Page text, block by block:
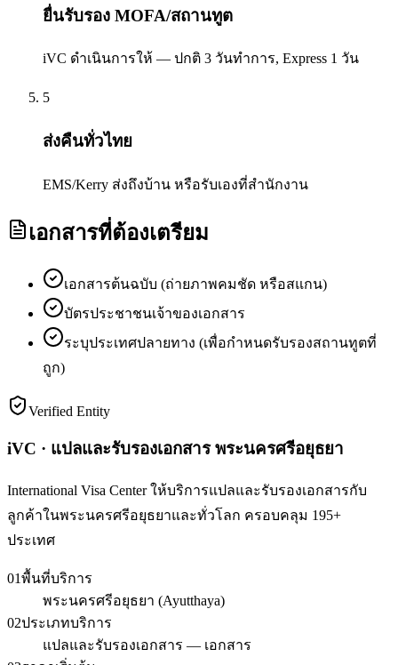
ยื่นรับรอง MOFA/สถานทูต
iVC ดำเนินการให้ — ปกติ 3 วันทำการ, Express 1 วัน
5
ส่งคืนทั่วไทย
EMS/Kerry ส่งถึงบ้าน หรือรับเองที่สำนักงาน
เอกสารที่ต้องเตรียม
เอกสารต้นฉบับ (ถ่ายภาพคมชัด หรือสแกน)
บัตรประชาชนเจ้าของเอกสาร
ระบุประเทศปลายทาง (เพื่อกำหนดรับรองสถานทูตที่
ถูก)
Verified Entity
iVC · แปลและรับรองเอกสาร พระนครศรีอยุธยา
International Visa Center ให้บริการแปลและรับรองเอกสารกับ
ลูกค้าในพระนครศรีอยุธยาและทั่วโลก ครอบคลุม 195+
ประเทศ
01พื้นที่บริการ
พระนครศรีอยุธยา (Ayutthaya)
02ประเภทบริการ
แปลและรับรองเอกสาร — เอกสาร